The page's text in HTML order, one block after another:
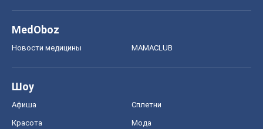
MedOboz
Новости медицины MAMACLUB
Шоу
Афиша Сплетни
Красота Мода